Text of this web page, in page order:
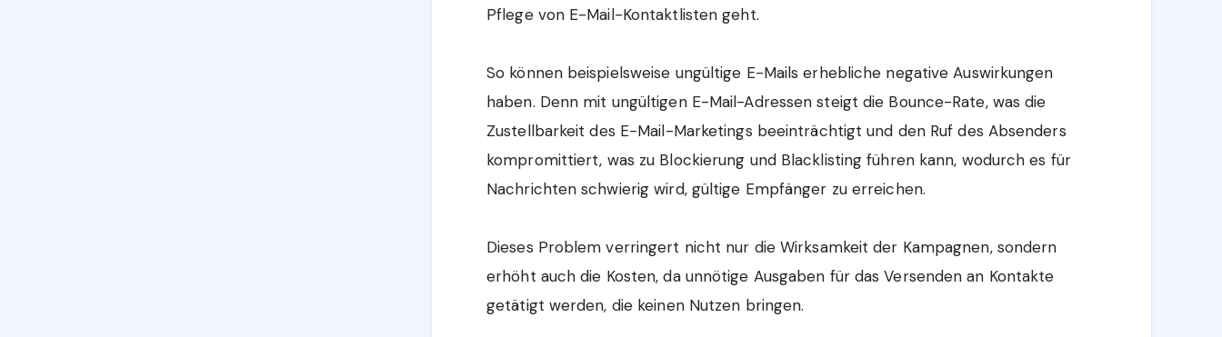
Pflege von E-Mail-Kontaktlisten geht.
So können beispielsweise ungültige E-Mails erhebliche negative Auswirkungen
haben. Denn mit ungültigen E-Mail-Adressen steigt die Bounce-Rate, was die
Zustellbarkeit des E-Mail-Marketings beeinträchtigt und den Ruf des Absenders
kompromittiert, was zu Blockierung und Blacklisting führen kann, wodurch es für
Nachrichten schwierig wird, gültige Empfänger zu erreichen.
Dieses Problem verringert nicht nur die Wirksamkeit der Kampagnen, sondern
erhöht auch die Kosten, da unnötige Ausgaben für das Versenden an Kontakte
getätigt werden, die keinen Nutzen bringen.